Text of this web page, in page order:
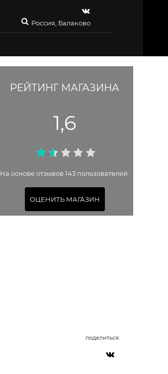
Россия, Балаково
РЕЙТИНГ МАГАЗИНА
1,6
На основе отзывов 143 пользователей.
ОЦЕНИТЬ МАГАЗИН
поделиться: